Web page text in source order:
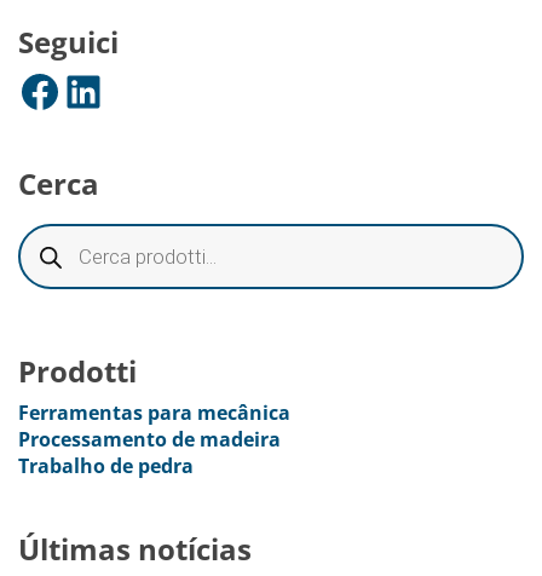
Seguici
Facebook LinkedIn
Cerca
Prodotti
Ferramentas para mecânica
Processamento de madeira
Trabalho de pedra
Últimas notícias